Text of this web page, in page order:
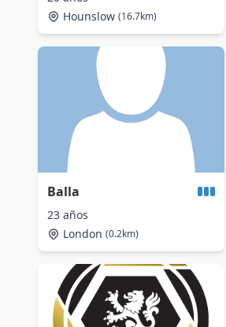
Hounslow (16.7km)
Balla
23 años
London (0.2km)